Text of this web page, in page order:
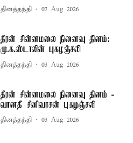
தினத்தந்தி 07 Aug 2026
தீரன் சின்னமலை நினைவு தினம்:
மு.க.ஸ்டாலின் புகழஞ்சலி
தினத்தந்தி 03 Aug 2026
தீரன் சின்னமலை நினைவு தினம் -
வானதி சீனிவாசன் புகழஞ்சலி
தினத்தந்தி 03 Aug 2026